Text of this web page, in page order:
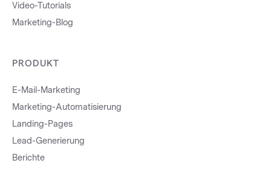
Video-Tutorials
Marketing-Blog
PRODUKT
E-Mail-Marketing
Marketing-Automatisierung
Landing-Pages
Lead-Generierung
Berichte